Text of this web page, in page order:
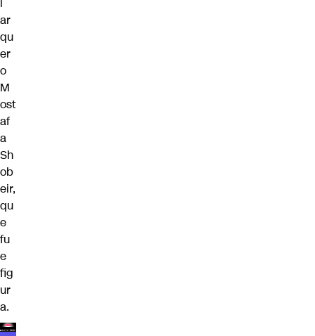
l
ar
qu
er
o
M
ost
af
a
Sh
ob
eir,
qu
e
fu
e
fig
ur
a.